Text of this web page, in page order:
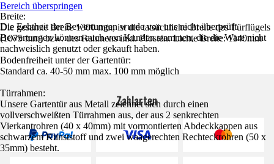
Breite:
Die gesamte Breite 1300 mm, ist die tatsächliche Breite des Türflügels
(1075 mm) bzw. des Rahmens inkl. Pfosten. Lichte Breite: 1140mm
Bodenfreiheit unter der Gartentür:
Standard ca. 40-50 mm max. 100 mm möglich
Türrahmen:
Unsere Gartentür aus Metall zeichnet sich durch einen
vollverschweißten Türrahmen aus, der aus 2 senkrechten
Vierkantrohren (40 x 40mm) mit vormontierten Abdeckkappen aus
schwarzem Kunststoff und zwei waagerechten Rechteckrohren (50 x
35mm) besteht.
Bereich überspringen
Die Echtheit der Bewertungen wurde von uns nicht überprüft.
Bewertungen können auch von Kunden stammen, die die Ware nicht
nachweislich genutzt oder gekauft haben.
Zahlarten